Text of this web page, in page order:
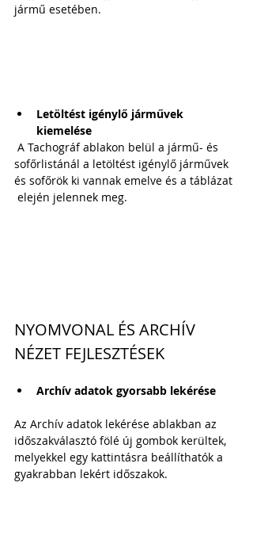
jármű esetében.
Letöltést igénylő járművek
kiemelése
sofőrlistánál a letöltést igénylő járművek
és sofőrök ki vannak emelve és a táblázat
elején jelennek meg.
NYOMVONAL ÉS ARCHÍV
NÉZET FEJLESZTÉSEK
Archív adatok gyorsabb lekérése
Az Archív adatok lekérése ablakban az
időszakválasztó fölé új gombok kerültek,
melyekkel egy kattintásra beállíthatók a
gyakrabban lekért időszakok.